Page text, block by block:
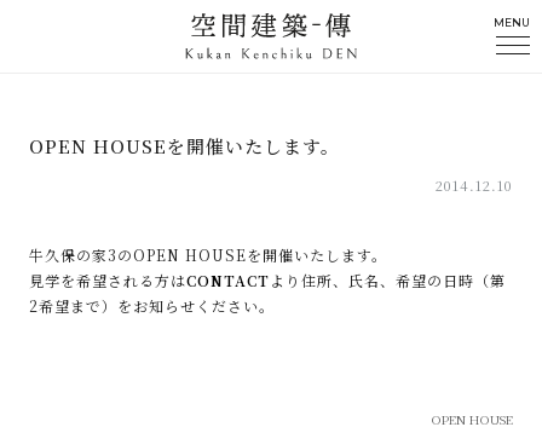
MENU
OPEN HOUSEを開催いたします。
2014.12.10
牛久保の家3のOPEN HOUSEを開催いたします。
見学を希望される方はCONTACTより住所、氏名、希望の日時（第
2希望まで）をお知らせください。
OPEN HOUSE